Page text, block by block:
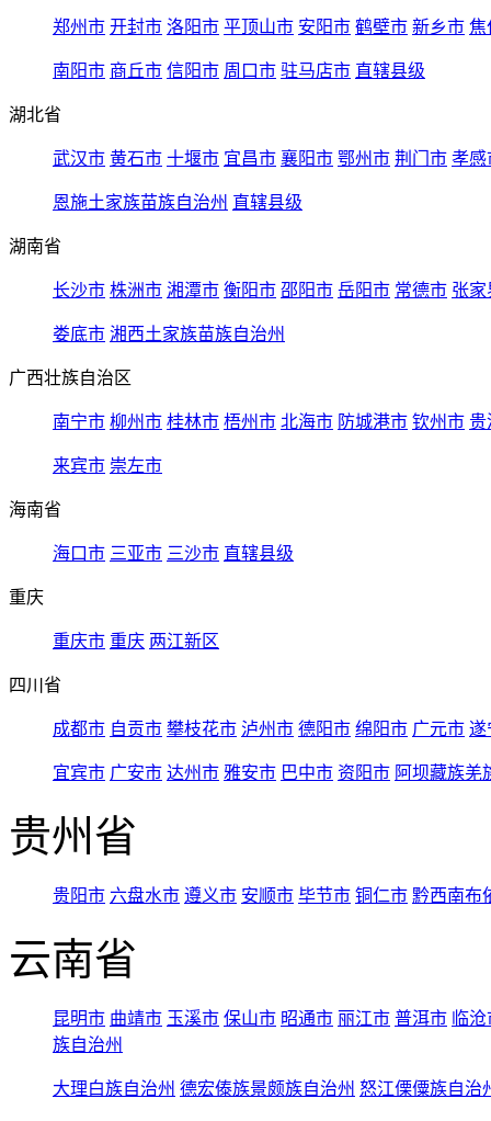
郑州市 开封市 洛阳市 平顶山市 安阳市 鹤壁市 新乡市 焦
南阳市 商丘市 信阳市 周口市 驻马店市 直辖县级
湖北省
武汉市 黄石市 十堰市 宜昌市 襄阳市 鄂州市 荆门市 孝感
恩施土家族苗族自治州 直辖县级
湖南省
长沙市 株洲市 湘潭市 衡阳市 邵阳市 岳阳市 常德市 张家
娄底市 湘西土家族苗族自治州
广西壮族自治区
南宁市 柳州市 桂林市 梧州市 北海市 防城港市 钦州市 贵
来宾市 崇左市
海南省
海口市 三亚市 三沙市 直辖县级
重庆
重庆市 重庆 两江新区
四川省
成都市 自贡市 攀枝花市 泸州市 德阳市 绵阳市 广元市 遂
宜宾市 广安市 达州市 雅安市 巴中市 资阳市 阿坝藏族羌
贵州省
贵阳市 六盘水市 遵义市 安顺市 毕节市 铜仁市 黔西南布
云南省
昆明市 曲靖市 玉溪市 保山市 昭通市 丽江市 普洱市 临
族自治州
大理白族自治州 德宏傣族景颇族自治州 怒江傈僳族自治